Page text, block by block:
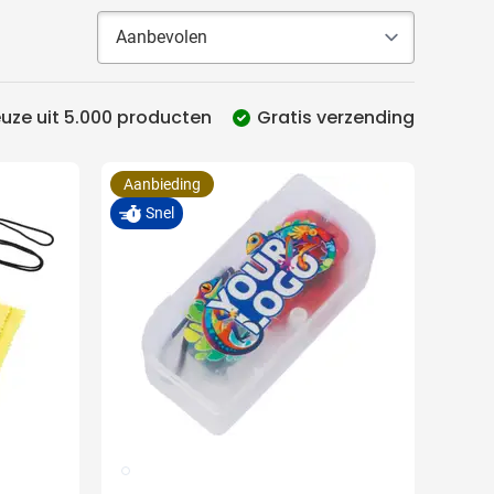
uit 5.000 producten Gratis verzending
009
Aanbieding
Snel